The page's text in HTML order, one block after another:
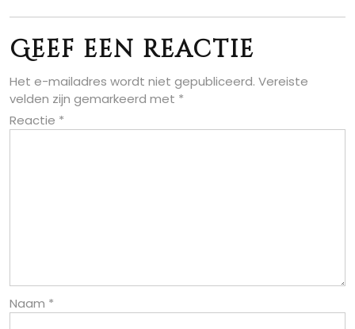
Geef een reactie
Het e-mailadres wordt niet gepubliceerd. Vereiste
velden zijn gemarkeerd met *
Reactie *
Naam *